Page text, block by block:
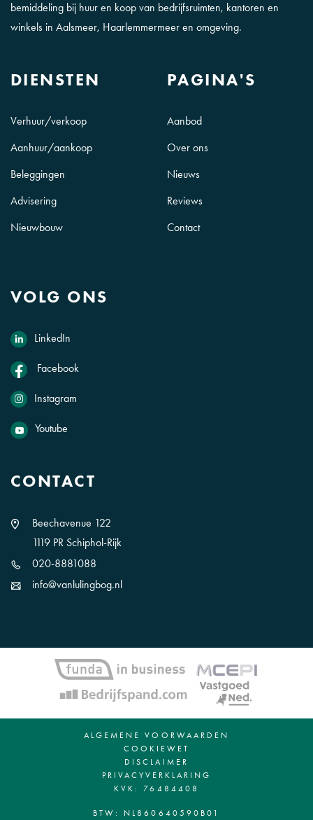
bemiddeling bij huur en koop van bedrijfsruimten, kantoren en
winkels in Aalsmeer, Haarlemmermeer en omgeving.
DIENSTEN
Verhuur/verkoop
Aanhuur/aankoop
Beleggingen
Advisering
Nieuwbouw
PAGINA'S
Aanbod
Over ons
Nieuws
Reviews
Contact
VOLG ONS
LinkedIn
Facebook
Instagram
Youtube
CONTACT
Beechavenue 122
1119 PR Schiphol-Rijk
020-8881088
info@vanlulingbog.nl
ALGEMENE VOORWAARDEN
COOKIEWET
DISCLAIMER
PRIVACYVERKLARING
KVK: 76484408
BTW: NL860640590B01